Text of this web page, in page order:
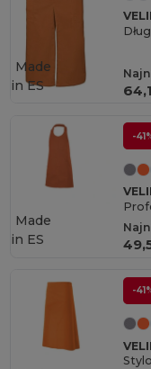
Made
in ES
-
Made
in ES
-